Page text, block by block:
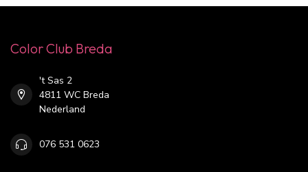
Color Club Breda
't Sas 2
4811 WC Breda
Nederland
076 531 0623